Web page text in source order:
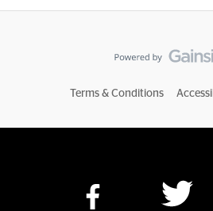
Terms & Conditions